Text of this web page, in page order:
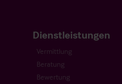
Dienstleistungen
Vermittlung
Beratung
Bewertung